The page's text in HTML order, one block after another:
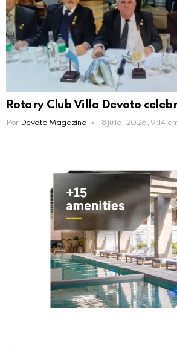
Rotary Club Villa Devoto
Por Devoto Magazine 18 julio, 2026, 9:14